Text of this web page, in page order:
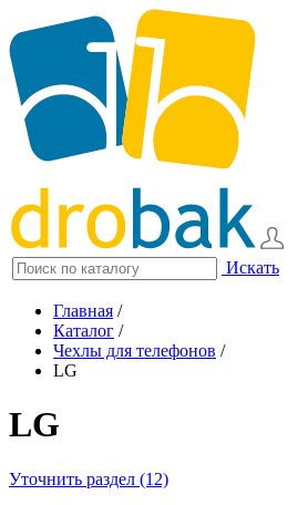
Искать
Главная /
Каталог /
Чехлы для телефонов /
LG
LG
Уточнить раздел (12)